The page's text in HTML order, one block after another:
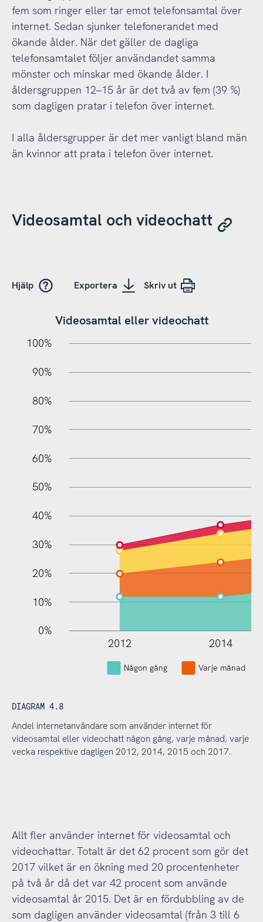
fem som ringer eller tar emot telefonsamtal över
internet. Sedan sjunker telefonerandet med
ökande ålder. När det gäller de dagliga
telefonsamtalet följer användandet samma
mönster och minskar med ökande ålder. I
åldersgruppen 12–15 år är det två av fem (39 %)
som dagligen pratar i telefon över internet.
I alla åldersgrupper är det mer vanligt bland män
än kvinnor att prata i telefon över internet.
Videosamtal och videochatt
Hjälp Exportera Skriv ut
Videosamtal eller videochatt
10%
100%
90%
80%
70%
60%
50%
40%
30%
20%
10%
0%
2012 2014
Någon gång Varje månad
DIAGRAM 4.8
Andel internetanvändare som använder internet för
videosamtal eller videochatt någon gång, varje månad, varje
vecka respektive dagligen 2012, 2014, 2015 och 2017.
Allt fler använder internet för videosamtal och
videochattar. Totalt är det 62 procent som gör det
2017 vilket är en ökning med 20 procentenheter
på två år då det var 42 procent som använde
videosamtal år 2015. Det är en fördubbling av de
som dagligen använder videosamtal (från 3 till 6